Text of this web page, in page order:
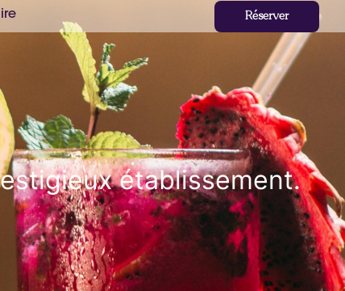
établissement.
Réserver